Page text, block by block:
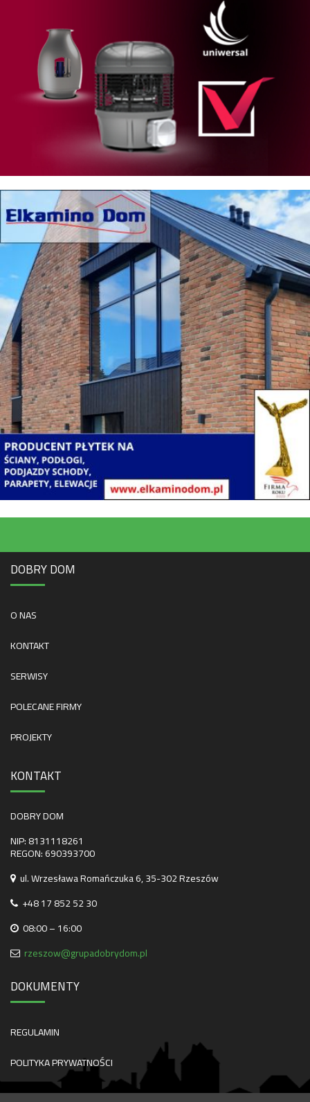
DOBRY DOM
O NAS
KONTAKT
SERWISY
POLECANE FIRMY
PROJEKTY
KONTAKT
DOBRY DOM
NIP: 8131118261
REGON: 690393700
ul. Wrzesława Romańczuka 6, 35-302 Rzeszów
+48 17 852 52 30
08:00 – 16:00
rzeszow@grupadobrydom.pl
DOKUMENTY
REGULAMIN
POLITYKA PRYWATNOŚCI